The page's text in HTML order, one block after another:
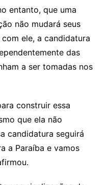
entanto, que uma
não mudará seus
ele, a candidatura
das
a ser tomadas nos
construir essa
que ela não
candidatura seguirá
a Paraíba e vamos